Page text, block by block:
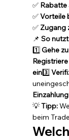
✅ Rabatte
✅ Vorteile
✅ Zugang
📌 So
1️⃣ Gehe
ein3️⃣
💡 Tipp:
beim